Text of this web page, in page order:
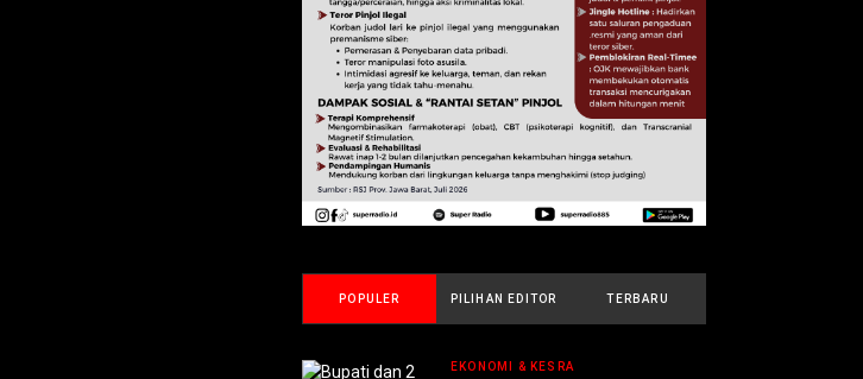
POPULER PILIHAN EDITOR TERBARU
EKONOMI & KESRA